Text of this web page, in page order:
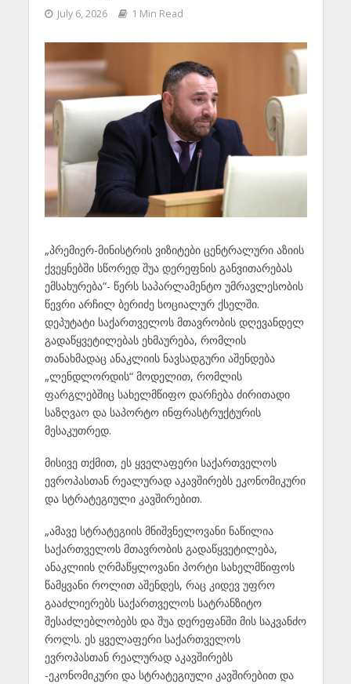
July 6, 2026 1 Min Read
„პრემიერ-მინისტრის ვიზიტები ცენტრალური აზიის
ქვეყნებში სწორედ შუა დერეფნის განვითარებას
ემსახურება“- წერს საპარლამენტო უმრავლესობის
წევრი არჩილ ბერიძე სოციალურ ქსელში.
დეპუტატი საქართველოს მთავრობის დღევანდელ
გადაწყვეტილებას ეხმაურება, რომლის
თანახმადაც ანაკლიის ნავსადგური აშენდება
„ლენდლორდის“ მოდელით, რომლის
ფარგლებშიც სახელმწიფო დარჩება ძირითადი
საზღვაო და საპორტო ინფრასტრუქტურის
მესაკუთრედ.
მისივე თქმით, ეს ყველაფერი საქართველოს
ევროპასთან რეალურად აკავშირებს ეკონომიკური
და სტრატეგიული კავშირებით.
„ამავე სტრატეგიის მნიშვნელოვანი ნაწილია
საქართველოს მთავრობის გადაწყვეტილება,
ანაკლიის ღრმაწყლოვანი პორტი სახელმწიფოს
წამყვანი როლით აშენდეს, რაც კიდევ უფრო
გააძლიერებს საქართველოს სატრანზიტო
შესაძლებლობებს და შუა დერეფანში მის საკვანძო
როლს. ეს ყველაფერი საქართველოს
ევროპასთან რეალურად აკავშირებს
-ეკონომიკური და სტრატეგიული კავშირებით და